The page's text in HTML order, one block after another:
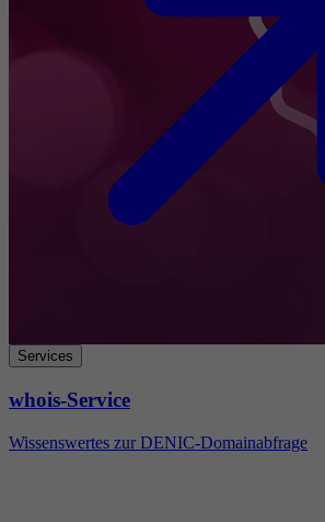
Services
whois-Service
Wissenswertes zur DENIC-Domainabfrage